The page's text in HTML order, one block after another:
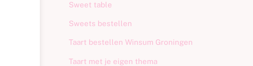
Sweet table
Sweets bestellen
Taart bestellen Winsum Groningen
Taart met je eigen thema